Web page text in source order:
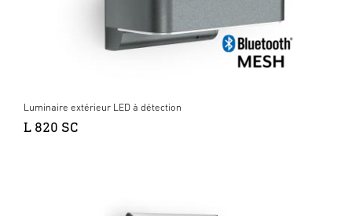
Luminaire extérieur LED à détection
L 820 SC